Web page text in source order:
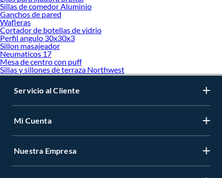
Sillas de comedor Aluminio
Ganchos de pared
Wafleras
Cortador de botellas de vidrio
Perfil angulo 30x30x3
Sillon masajeador
Neumaticos 17
Mesa de centro con puff
Sillas y sillones de terraza Northwest
Servicio al Cliente
Mi Cuenta
Nuestra Empresa